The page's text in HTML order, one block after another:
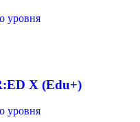
уровня
X (Edu+)
уровня